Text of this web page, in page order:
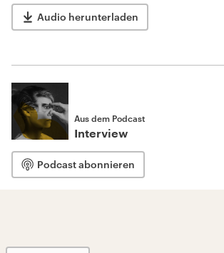
Audio herunterladen
Aus dem Podcast
Interview
Podcast abonnieren